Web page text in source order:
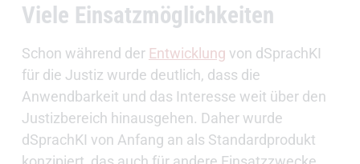
Viele Einsatzmöglichkeiten
Schon während der Entwicklung von dSprachKI
für die Justiz wurde deutlich, dass die
Anwendbarkeit und das Interesse weit über den
Justizbereich hinausgehen. Daher wurde
dSprachKI von Anfang an als Standardprodukt